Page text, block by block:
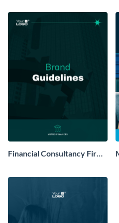
Financial Consultancy Firm